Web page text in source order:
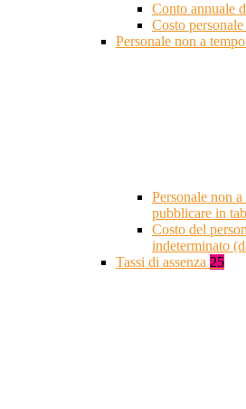
Conto annuale
Costo
Personale non a
Personale non
pubblicare in
Costo del
indeterminato
Tassi di assenza 25